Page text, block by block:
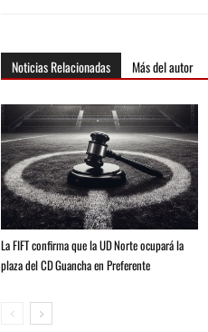
Noticias Relacionadas Más del autor
La FIFT confirma que la UD Norte ocupará la
plaza del CD Guancha en Preferente